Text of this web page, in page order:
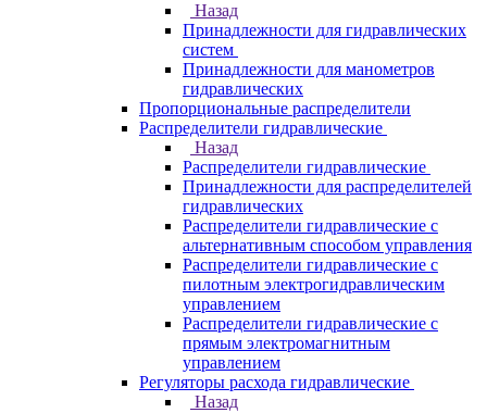
Назад
Принадлежности для гидравлических
систем
Принадлежности для манометров
гидравлических
Пропорциональные распределители
Распределители гидравлические
Назад
Распределители гидравлические
Принадлежности для распределителей
гидравлических
Распределители гидравлические с
альтернативным способом управления
Распределители гидравлические с
пилотным электрогидравлическим
управлением
Распределители гидравлические с
прямым электромагнитным
управлением
Регуляторы расхода гидравлические
Назад